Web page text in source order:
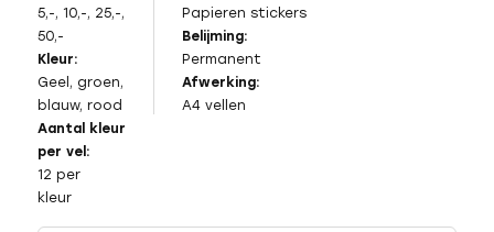
5,-, 10,-, 25,-,
50,-
Kleur:
Geel, groen,
blauw, rood
Aantal kleur
per vel:
12 per
kleur
Papieren stickers
Belijming:
Permanent
Afwerking:
A4 vellen